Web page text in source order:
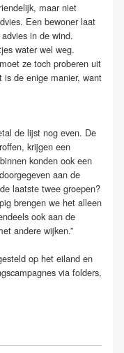
maar niet
Een bewoner laat
in de wind.
water wel weg.
ze toch proberen uit
is de enige manier, want
de lijst nog even. De
krijgen een
konden ook een
aan de
laatste twee groepen?
brengen we het alleen
ook aan de
andere wijken.”
op het eiland en
via folders,